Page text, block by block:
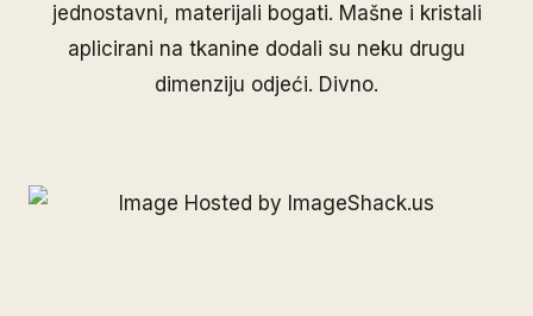
jednostavni, materijali bogati. Mašne i kristali
aplicirani na tkanine dodali su neku drugu
dimenziju odjeći. Divno.